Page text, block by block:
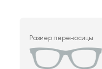
Размер переносицы